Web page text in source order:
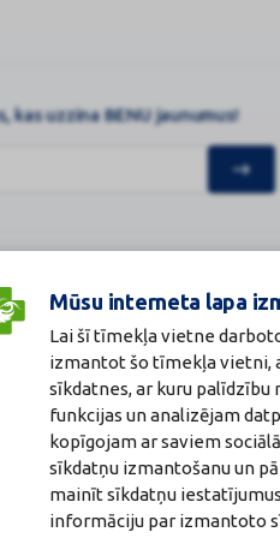
Mūsu interneta lapa
Lai šī tīmekļa vietne
izmantot šo tīmekļa vietni,
sīkdatnes, ar kuru palīdzību
funkcijas un analizējam
kopīgojam ar saviem
sīkdatņu izmantošanu un
mainīt sīkdatņu
informāciju par izmantoto
kas uzzina BENU jaunumus!
novads, LV-2130
Licences
E-aptiekas
Aptiekas
Sertificēta
Reģistrācijas
Sertifikāta Nr.:
aizsargātas. Lapa atjaunināta: